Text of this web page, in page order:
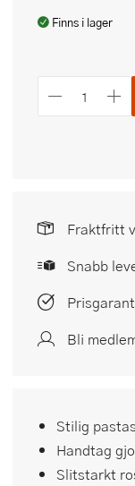
Finns i lager
Fraktfritt
Snabb
Bli
Stilig
Handtag
Slitstarkt